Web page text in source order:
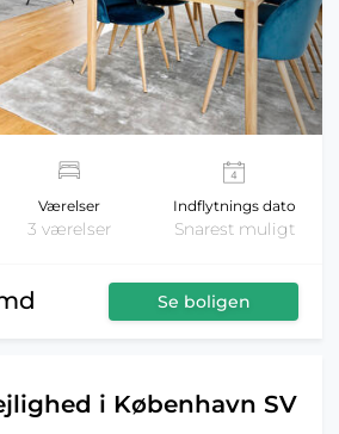
Værelser
3 værelser
Indflytnings dato
Snarest muligt
Se boligen
i København SV